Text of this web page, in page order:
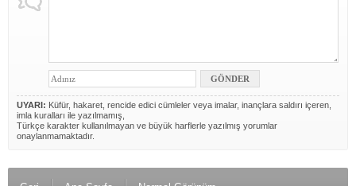
UYARI: Küfür, hakaret, rencide edici cümleler veya imalar, inançlara saldırı içeren,
imla kuralları ile yazılmamış,
Türkçe karakter kullanılmayan ve büyük harflerle yazılmış yorumlar
onaylanmamaktadır.